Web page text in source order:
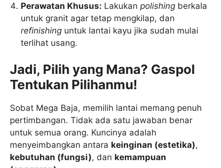
Perawatan Khusus: Lakukanpolishing berkala
untuk granit agar tetap mengkilap, dan
refinishing untuk lantai kayu jika sudah mulai
terlihat usang.
Jadi, Pilih yang Mana? Gaspol
Tentukan Pilihanmu!
Sobat Mega Baja, memilih lantai memang penuh
pertimbangan. Tidak ada satu jawaban benar
untuk semua orang. Kuncinya adalah
menyeimbangkan antara keinginan (estetika),
kebutuhan (fungsi), dan kemampuan